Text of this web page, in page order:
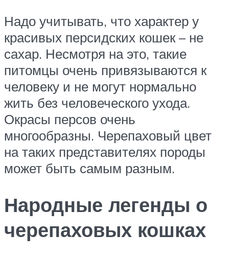
Надо учитывать, что характер у
красивых персидских кошек – не
сахар. Несмотря на это, такие
питомцы очень привязываются к
человеку и не могут нормально
жить без человеческого ухода.
Окрасы персов очень
многообразны. Черепаховый цвет
на таких представителях породы
может быть самым разным.
Народные легенды о
черепаховых кошках